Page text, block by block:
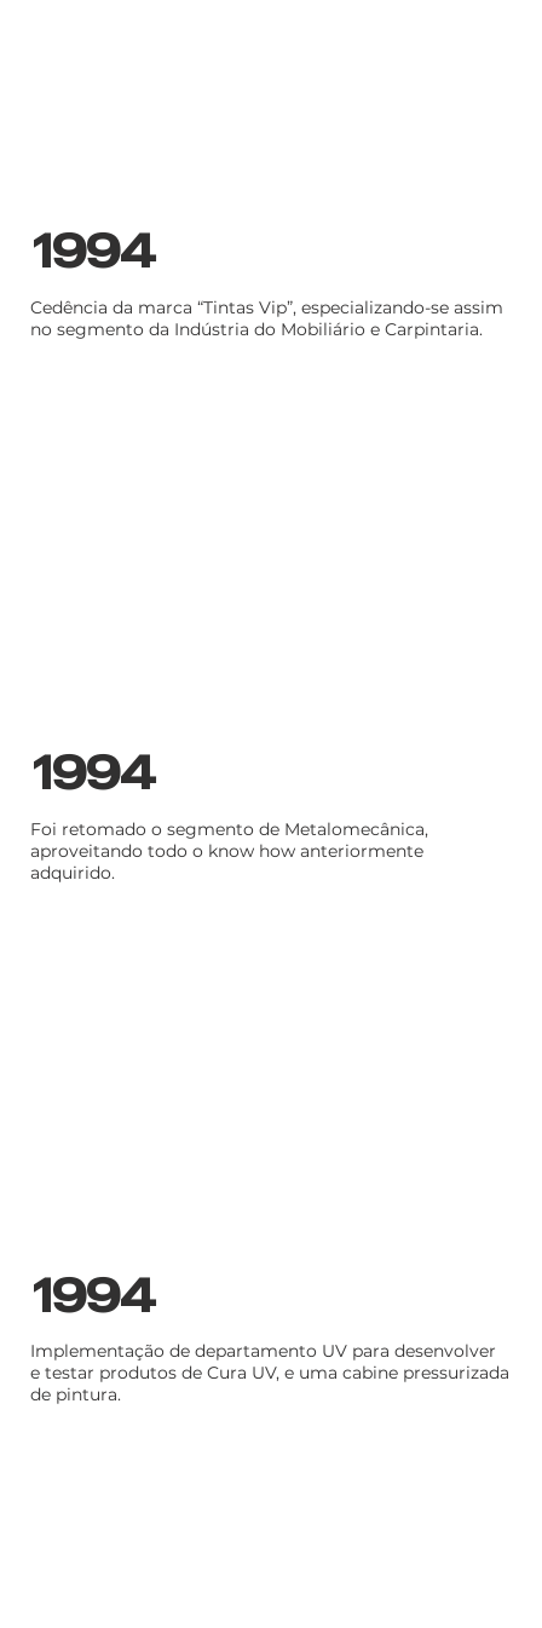
1994
Cedência da marca “Tintas Vip”, especializando-se assim
no segmento da Indústria do Mobiliário e Carpintaria.
1994
Foi retomado o segmento de Metalomecânica,
aproveitando todo o know how anteriormente
adquirido.
1994
Implementação de departamento UV para desenvolver
e testar produtos de Cura UV, e uma cabine pressurizada
de pintura.